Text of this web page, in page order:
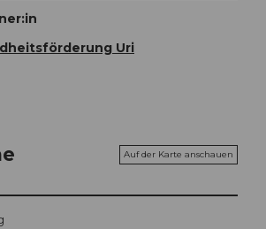
Uri
Auf der Karte anschauen